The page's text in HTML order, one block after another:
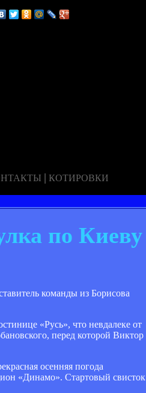
| КОТИРОВКИ
по Киеву
команды из Борисова
«Русь», что невдалеке от
перед которой Виктор
осенняя погода
«Динамо». Стартовый свисток